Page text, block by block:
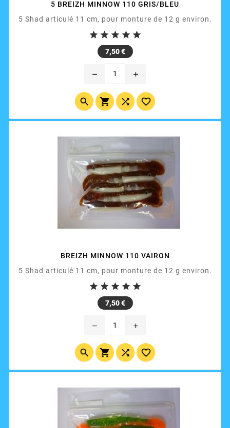
5 BREIZH MINNOW 110 GRIS/BLEU
5 Shad articulé 11 cm, pour monture de 12 g environ.
    
7,50 € Prix
remove add
   
BREIZH MINNOW 110 VAIRON
5 Shad articulé 11 cm, pour monture de 12 g environ.
    
7,50 € Prix
remove add
   